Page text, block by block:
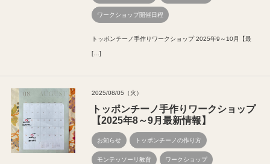
ワークショップ開催日程
トッポンチーノ手作りワークショップ 2025年9～10月【最
[…]
2025/08/05（火）
トッポンチーノ手作りワークショップ
【2025年8～9月最新情報】
お知らせ トッポンチーノの作り方
モンテッソーリ教育 ワークショップ